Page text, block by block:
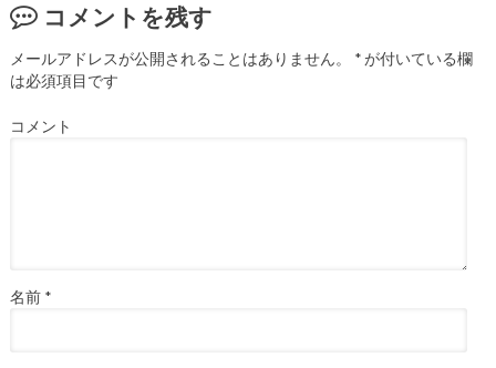
コメントを残す
メールアドレスが公開されることはありません。 *が付いている欄
は必須項目です
コメント
名前 *